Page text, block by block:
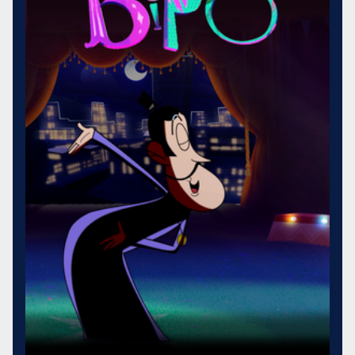
primeiros 700 quilômetros, de um total de 2.200. O restante
só seria construído alguns anos mais tarde, pelo governo
do Presidente JK, mas sob o comando de Bernardo Sayão,
um carioca nascido em 1901. “Bernardo Sayão e a Estrada
Para Belém” foi produzido em 2021, com gravações nos
estados de Goiás, Tocantins, Maranhão e Pará, além de
Belém, Brasília, Goiânia e Rio de Janeiro.